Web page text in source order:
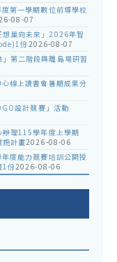
第一學期數位前導學校
08-07
想巢向未來」2026年智
份2026-08-07
第二階段與離島場研習
線上讀書會暑期成果分
設計競賽」活動
辦理115學年度上學期
施計畫2026-08-06
度能力競賽培訓公開授
1份2026-08-06